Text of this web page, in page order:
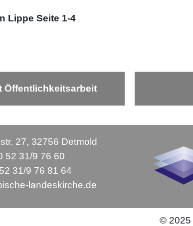
Lippe Seite 1-4
Öffentlichkeitsarbeit
27, 32756 Detmold
52 31/9 76 60
31/9 76 81 64
landeskirche.de
© 2025